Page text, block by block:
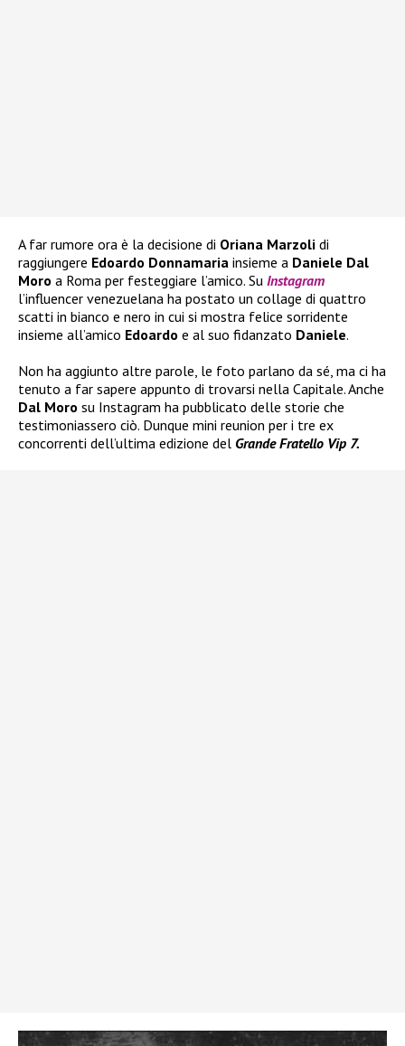
A far rumore ora è la decisione di Oriana Marzoli di
raggiungere Edoardo Donnamaria insieme a Daniele Dal
Moro a Roma per festeggiare l’amico. Su Instagram
l’influencer venezuelana ha postato un collage di quattro
scatti in bianco e nero in cui si mostra felice sorridente
insieme all’amico Edoardo e al suo fidanzato Daniele.
Non ha aggiunto altre parole, le foto parlano da sé, ma ci ha
tenuto a far sapere appunto di trovarsi nella Capitale. Anche
Dal Moro su Instagram ha pubblicato delle storie che
testimoniassero ciò. Dunque mini reunion per i tre ex
concorrenti dell’ultima edizione del Grande Fratello Vip 7.